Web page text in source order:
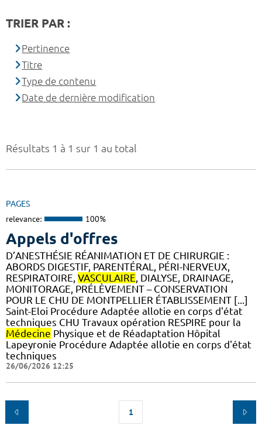
Résultats 1 à 1 sur 1 au total
PAGES
relevance: 100%
Appels d'offres
D’ANESTHÉSIE RÉANIMATION ET DE CHIRURGIE :
ABORDS DIGESTIF, PARENTÉRAL, PÉRI-NERVEUX,
RESPIRATOIRE, VASCULAIRE , DIALYSE, DRAINAGE,
MONITORAGE, PRÉLÈVEMENT – CONSERVATION
POUR LE CHU DE MONTPELLIER ÉTABLISSEMENT [...]
Saint-Eloi Procédure Adaptée allotie en corps d'état
techniques CHU Travaux opération RESPIRE pour la
Médecine Physique et de Réadaptation Hôpital
Lapeyronie Procédure Adaptée allotie en corps d'état
techniques
26/06/2026 12:25
1
TRIER PAR :
Pertinence
Titre
Type de contenu
Date de dernière modification